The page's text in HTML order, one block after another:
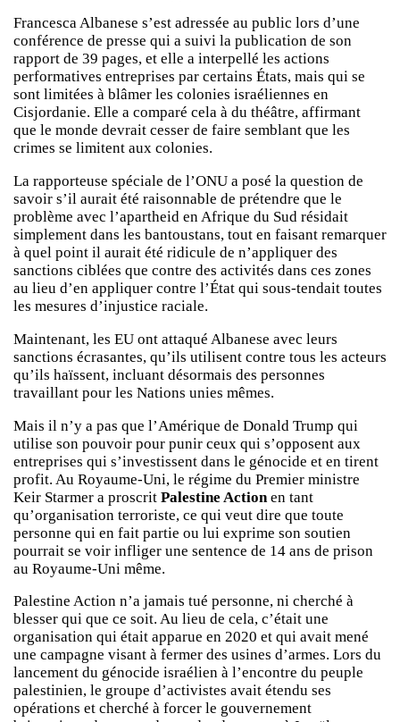
Francesca Albanese s’est adressée au public lors d’une
conférence de presse qui a suivi la publication de son
rapport de 39 pages, et elle a interpellé les actions
performatives entreprises par certains États, mais qui se
sont limitées à blâmer les colonies israéliennes en
Cisjordanie. Elle a comparé cela à du théâtre, affirmant
que le monde devrait cesser de faire semblant que les
crimes se limitent aux colonies.
La rapporteuse spéciale de l’ONU a posé la question de
savoir s’il aurait été raisonnable de prétendre que le
problème avec l’apartheid en Afrique du Sud résidait
simplement dans les bantoustans, tout en faisant remarquer
à quel point il aurait été ridicule de n’appliquer des
sanctions ciblées que contre des activités dans ces zones
au lieu d’en appliquer contre l’État qui sous-tendait toutes
les mesures d’injustice raciale.
Maintenant, les EU ont attaqué Albanese avec leurs
sanctions écrasantes, qu’ils utilisent contre tous les acteurs
qu’ils haïssent, incluant désormais des personnes
travaillant pour les Nations unies mêmes.
Mais il n’y a pas que l’Amérique de Donald Trump qui
utilise son pouvoir pour punir ceux qui s’opposent aux
entreprises qui s’investissent dans le génocide et en tirent
profit. Au Royaume-Uni, le régime du Premier ministre
Keir Starmer a proscrit Palestine Action en tant
qu’organisation terroriste, ce qui veut dire que toute
personne qui en fait partie ou lui exprime son soutien
pourrait se voir infliger une sentence de 14 ans de prison
au Royaume-Uni même.
Palestine Action n’a jamais tué personne, ni cherché à
blesser qui que ce soit. Au lieu de cela, c’était une
organisation qui était apparue en 2020 et qui avait mené
une campagne visant à fermer des usines d’armes. Lors du
lancement du génocide israélien à l’encontre du peuple
palestinien, le groupe d’activistes avait étendu ses
opérations et cherché à forcer le gouvernement